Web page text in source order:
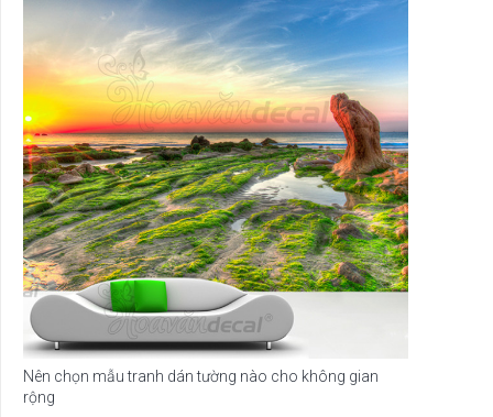
Nên chọn mẫu tranh dán tường nào cho không gian
rộng